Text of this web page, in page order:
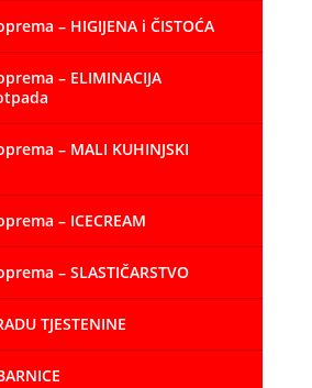
– HIGIJENA i ČISTOĆA
– ELIMINACIJA
– MALI KUHINJSKI
– ICECREAM
– SLASTIČARSTVO
TJESTENINE